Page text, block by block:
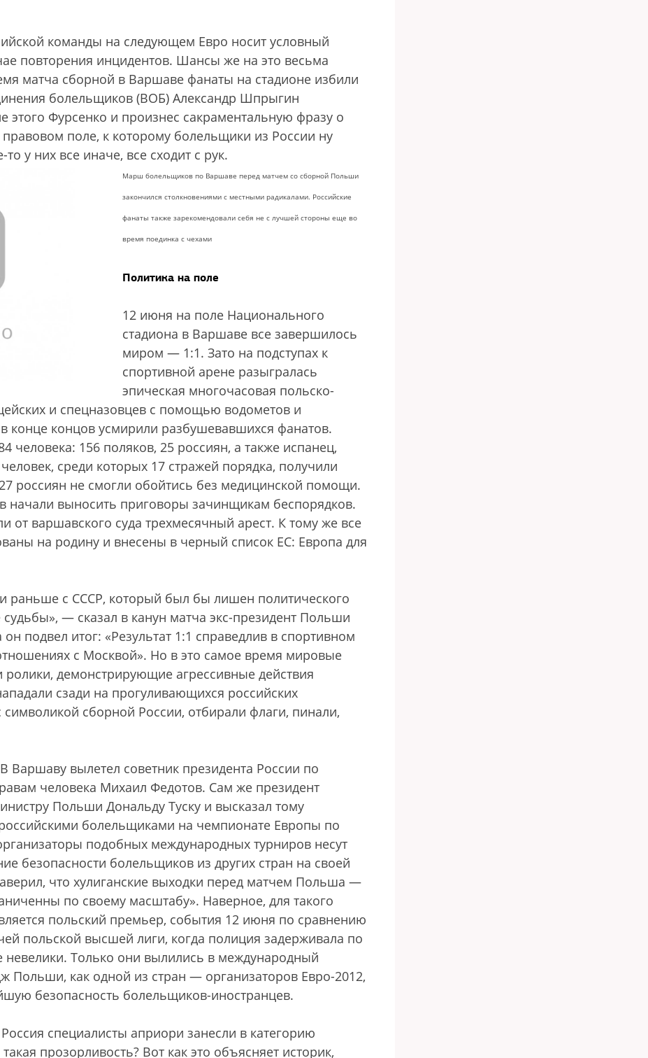
команды на следующем Евро носит условный
повторения инцидентов. Шансы же на это весьма
матча сборной в Варшаве фанаты на стадионе избили
болельщиков (ВОБ) Александр Шпрыгин
этого Фурсенко и произнес сакраментальную фразу о
поле, к которому болельщики из России ну
у них все иначе, все сходит с рук.
Марш болельщиков по Варшаве перед матчем со сборной Польши
закончился столкновениями с местными радикалами. Российские
фанаты также зарекомендовали себя не с лучшей стороны еще во
время поединка с чехами
Политика на поле
12 июня на поле Национального
стадиона в Варшаве все завершилось
миром — 1:1. Зато на подступах к
спортивной арене разыгралась
эпическая многочасовая польско-
и спецназовцев с помощью водометов и
в конце концов усмирили разбушевавшихся фанатов.
156 поляков, 25 россиян, а также испанец,
среди которых 17 стражей порядка, получили
россиян не смогли обойтись без медицинской помощи.
начали выносить приговоры зачинщикам беспорядков.
от варшавского суда трехмесячный арест. К тому же все
на родину и внесены в черный список ЕС: Европа для
раньше с СССР, который был бы лишен политического
судьбы», — сказал в канун матча экс-президент Польши
подвел итог: «Результат 1:1 справедлив в спортивном
с Москвой». Но в это самое время мировые
демонстрирующие агрессивные действия
сзади на прогуливающихся российских
сборной России, отбирали флаги, пинали,
Варшаву вылетел советник президента России по
человека Михаил Федотов. Сам же президент
Польши Дональду Туску и высказал тому
болельщиками на чемпионате Европы по
подобных международных турниров несут
безопасности болельщиков из других стран на своей
что хулиганские выходки перед матчем Польша —
по своему масштабу». Наверное, для такого
польский премьер, события 12 июня по сравнению
польской высшей лиги, когда полиция задерживала по
невелики. Только они вылились в международный
Польши, как одной из стран — организаторов Евро-2012,
безопасность болельщиков-иностранцев.
специалисты априори занесли в категорию
прозорливость? Вот как это объясняет историк,